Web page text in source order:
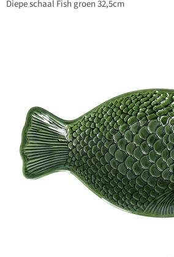
Diepe schaal Fish groen 32,5cm